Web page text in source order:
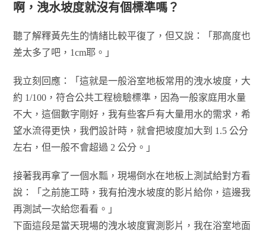
啊，洩水坡度就沒有個標準嗎？
聽了解釋黃先生的情緒比較平復了，但又說：「那高度也
差太多了吧，1cm耶。」
我立刻回應：「這就是一般浴室地板常用的洩水坡度，大
約 1/100，符合公共工程檢驗標準，因為一般家庭用水量
不大，這個數字剛好，我有些客戶有大量用水的需求，希
望水流得更快，我們設計時，就會把坡度加大到 1.5 公分
左右，但一般不會超過 2 公分。」
接著我再拿了一個水瓢，現場倒水在地板上測試給對方看
說：「之前施工時，我有拍洩水坡度的影片給你，這邊我
再測試一次給您看看。」
下面這段是當天現場的洩水坡度實測影片，我在浴室地面